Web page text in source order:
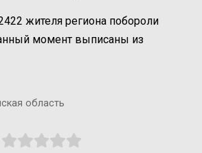
жителя региона побороли
момент выписаны из
область